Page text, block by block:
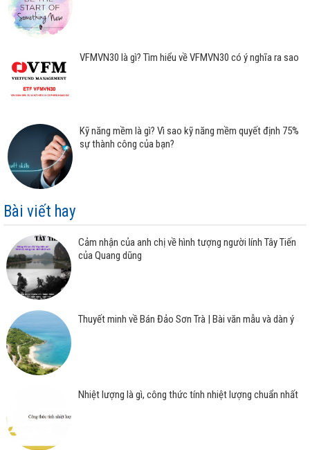
VFMVN30 là gì? Tìm hiểu về VFMVN30 có ý nghĩa ra sao
Kỹ năng mềm là gì? Vì sao kỹ năng mềm quyết định 75%
sự thành công của bạn?
Bài viết hay
Cảm nhận của anh chị về hình tượng người lính Tây Tiến
của Quang dũng
Thuyết minh về Bán Đảo Sơn Trà | Bài văn mẫu và dàn ý
Nhiệt lượng là gì, công thức tính nhiệt lượng chuẩn nhất